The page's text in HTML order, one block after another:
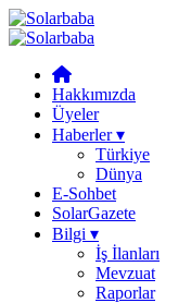
Hakkımızda
Üyeler
Haberler▾
Türkiye
Dünya
E-Sohbet
SolarGazete
Bilgi ▾
İş İlanları
Mevzuat
Raporlar